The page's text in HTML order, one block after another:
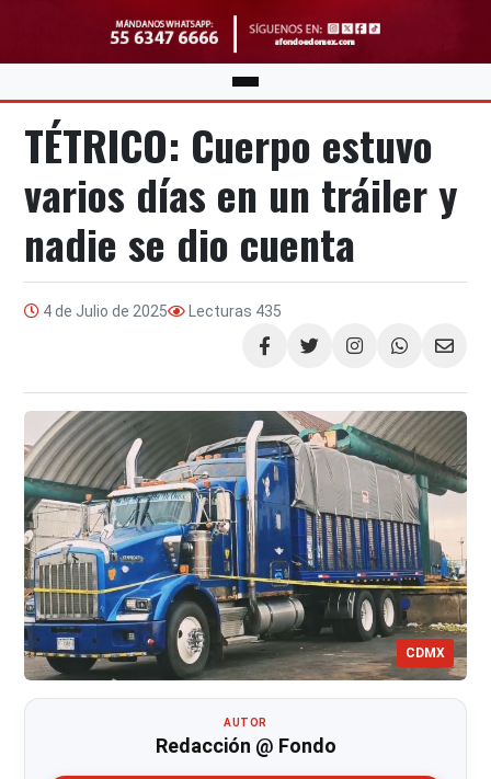
TÉTRICO: Cuerpo estuvo
varios días en un tráiler y
nadie se dio cuenta
4 de Julio de 2025 Lecturas 435
Compartir
CDMX
AUTOR
Redacción @ Fondo